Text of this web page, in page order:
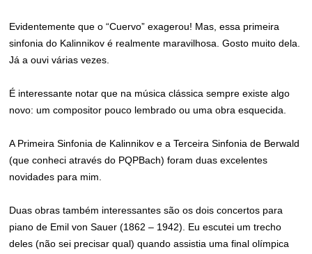
Evidentemente que o “Cuervo” exagerou! Mas, essa primeira
sinfonia do Kalinnikov é realmente maravilhosa. Gosto muito dela.
Já a ouvi várias vezes.
É interessante notar que na música clássica sempre existe algo
novo: um compositor pouco lembrado ou uma obra esquecida.
A Primeira Sinfonia de Kalinnikov e a Terceira Sinfonia de Berwald
(que conheci através do PQPBach) foram duas excelentes
novidades para mim.
Duas obras também interessantes são os dois concertos para
piano de Emil von Sauer (1862 – 1942). Eu escutei um trecho
deles (não sei precisar qual) quando assistia uma final olímpica